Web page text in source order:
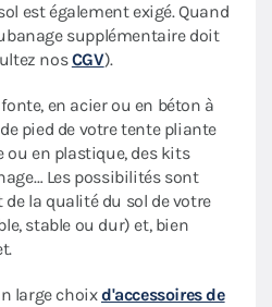
est également exigé. Quand
supplémentaire doit
nosCGV).
en acier ou en béton à
pied de votre tente pliante
ou en plastique, des kits
Les possibilités sont
la qualité du sol de votre
stable ou dur) et, bien
large choixd'accessoires de